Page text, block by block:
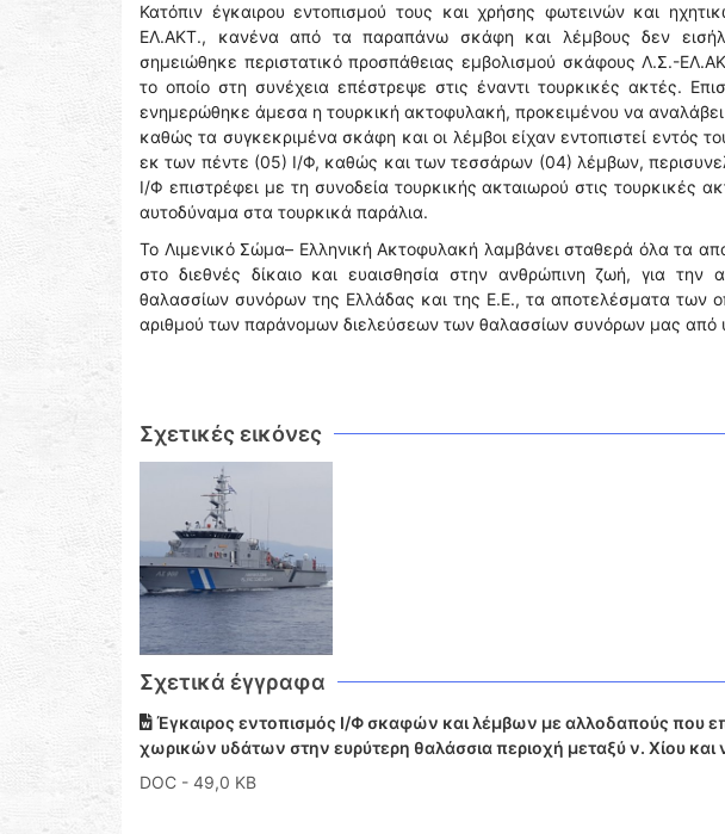
Κατόπιν έγκαιρου εντοπισμού τους και χρήσης φωτεινών και
ΕΛ.ΑΚΤ., κανένα από τα παραπάνω σκάφη και λέμβους δεν
σημειώθηκε περιστατικό προσπάθειας εμβολισμού σκάφους Λ.Σ.-
το οποίο στη συνέχεια επέστρεψε στις έναντι τουρκικές ακτές.
ενημερώθηκε άμεσα η τουρκική ακτοφυλακή, προκειμένου να αναλάβει
καθώς τα συγκεκριμένα σκάφη και οι λέμβοι είχαν εντοπιστεί εντός
εκ των πέντε (05) Ι/Φ, καθώς και των τεσσάρων (04) λέμβων,
Ι/Φ επιστρέφει με τη συνοδεία τουρκικής ακταιωρού στις τουρκικές
αυτοδύναμα στα τουρκικά παράλια.
Το Λιμενικό Σώμα– Ελληνική Ακτοφυλακή λαμβάνει σταθερά όλα τα
στο διεθνές δίκαιο και ευαισθησία στην ανθρώπινη ζωή, για την
θαλασσίων συνόρων της Ελλάδας και της Ε.Ε., τα αποτελέσματα των
αριθμού των παράνομων διελεύσεων των θαλασσίων συνόρων μας από
Σχετικές εικόνες
Σχετικά έγγραφα
Έγκαιρος εντοπισμός Ι/Φ σκαφών και λέμβων με αλλοδαπούς που
χωρικών υδάτων στην ευρύτερη θαλάσσια περιοχή μεταξύ ν. Χίου και
DOC - 49,0 KB